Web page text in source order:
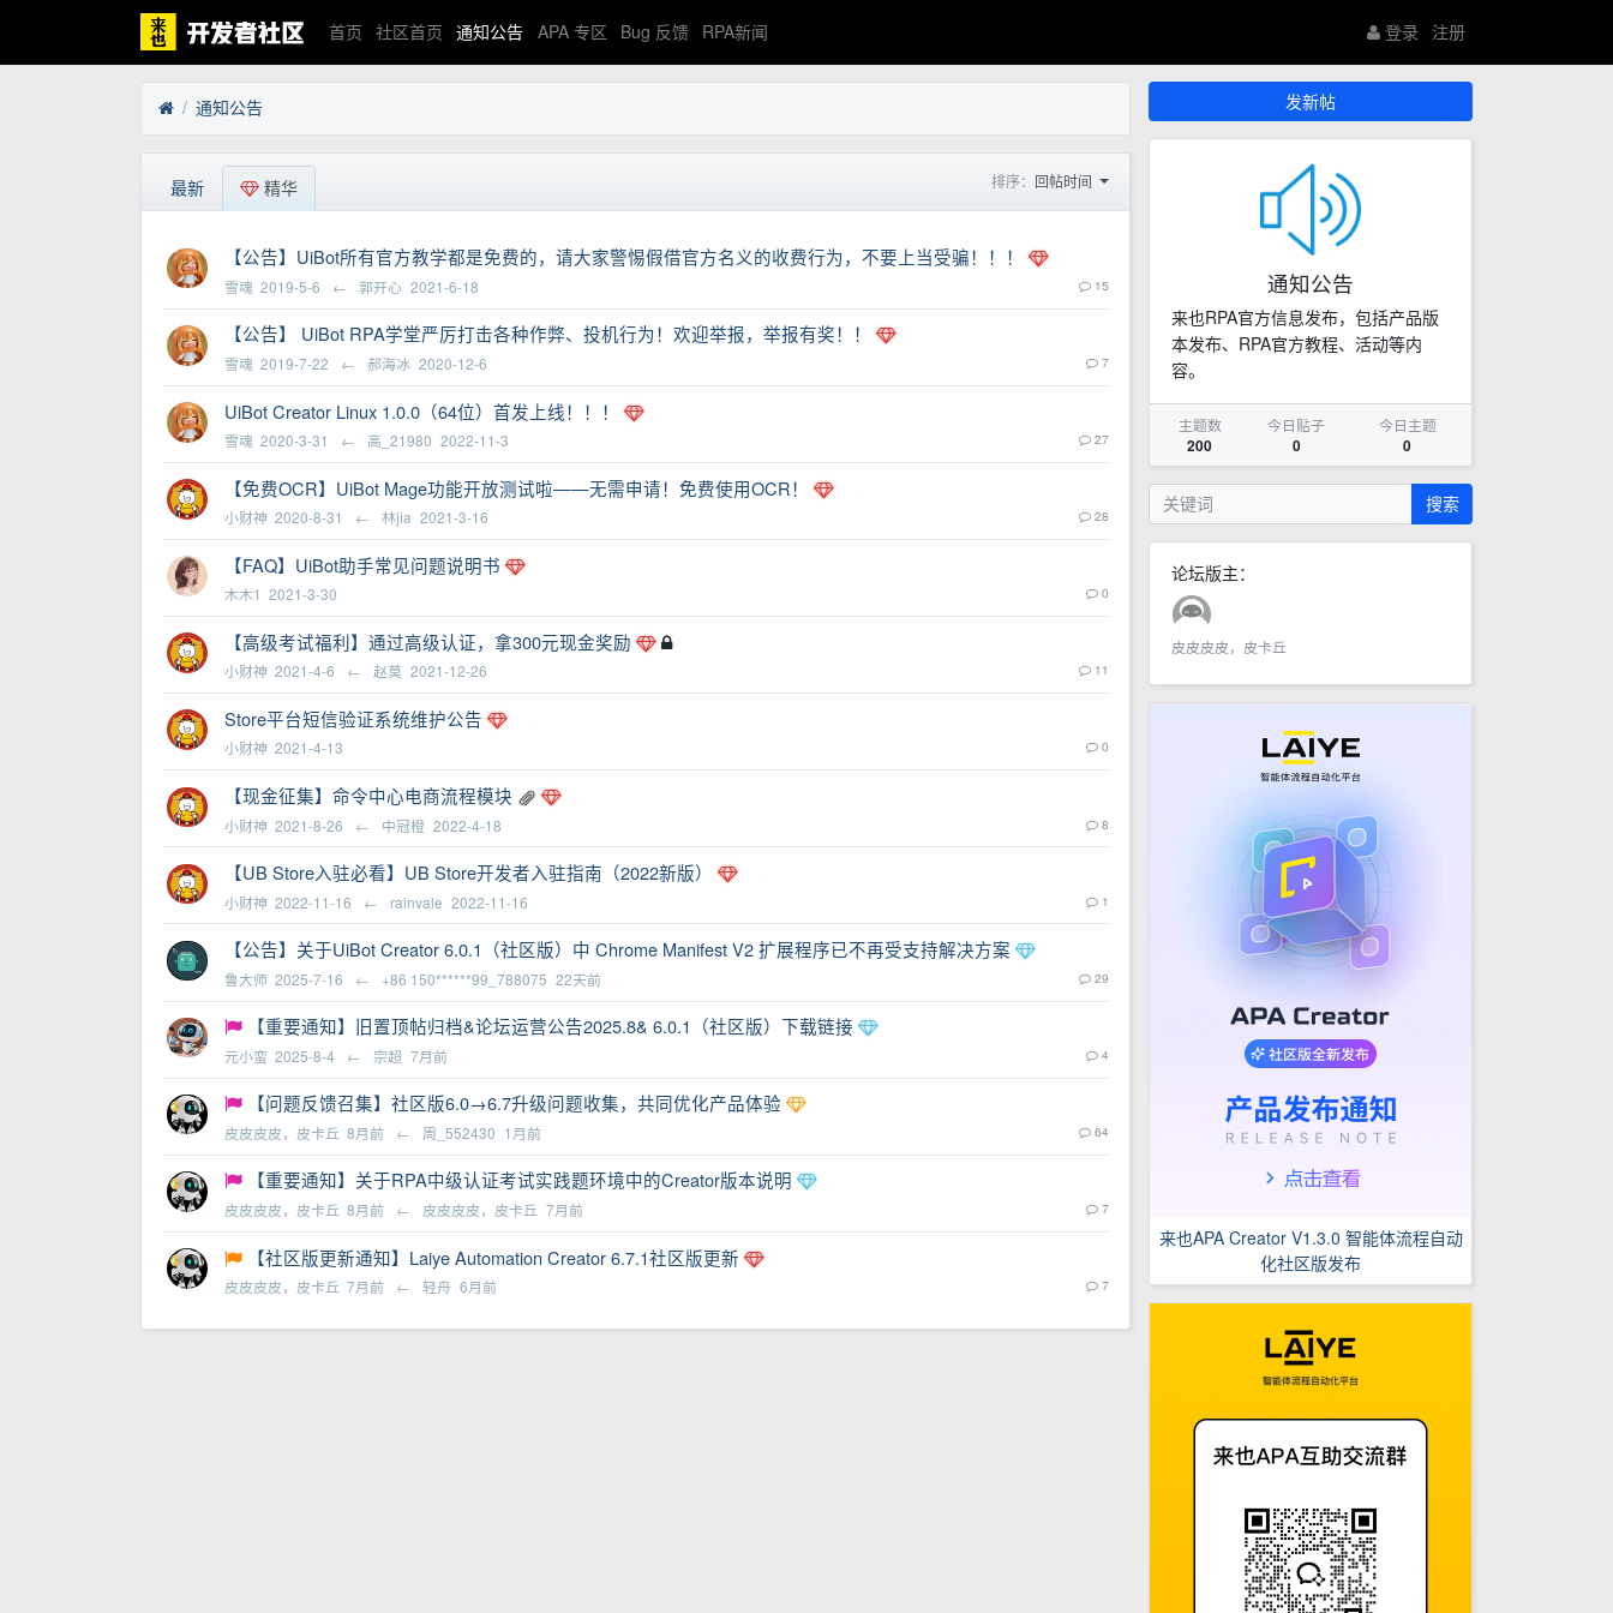
首页 社区首页 通知公告 APA 专区 Bug 反馈 RPA新闻 登录 注册
通知公告
最新 精华 排序： 回帖时间
【公告】UiBot所有官方教学都是免费的，请大家警惕假借官方名义的收费行为，不要上当受骗！！！
雪魂 2019-5-6 ← 郭开心 2021-6-18 15
【公告】 UiBot RPA学堂严厉打击各种作弊、投机行为！欢迎举报，举报有奖！！
雪魂 2019-7-22 ← 郝海冰 2020-12-6 7
UiBot Creator Linux 1.0.0（64位）首发上线！！！
雪魂 2020-3-31 ← 高_21980 2022-11-3 27
【免费OCR】UiBot Mage功能开放测试啦——无需申请！免费使用OCR！
小财神 2020-8-31 ← 林jia 2021-3-16 28
【FAQ】UiBot助手常见问题说明书
木木1 2021-3-30 0
【高级考试福利】通过高级认证，拿300元现金奖励
小财神 2021-4-6 ← 赵莫 2021-12-26 11
Store平台短信验证系统维护公告
小财神 2021-4-13 0
【现金征集】命令中心电商流程模块
小财神 2021-8-26 ← 中冠橙 2022-4-18 8
【UB Store入驻必看】UB Store开发者入驻指南（2022新版）
小财神 2022-11-16 ← rainvale 2022-11-16 1
【公告】关于UiBot Creator 6.0.1（社区版）中 Chrome Manifest V2 扩展程序已不再受支持解决方案
鲁大师 2025-7-16 ← +86 150******99_788075 22天前 29
【重要通知】旧置顶帖归档&论坛运营公告2025.8& 6.0.1（社区版）下载链接
元小蛮 2025-8-4 ← 宗超 7月前 4
【问题反馈召集】社区版6.0→6.7升级问题收集，共同优化产品体验
皮皮皮皮，皮卡丘 8月前 ← 周_552430 1月前 64
【重要通知】关于RPA中级认证考试实践题环境中的Creator版本说明
皮皮皮皮，皮卡丘 8月前 ← 皮皮皮皮，皮卡丘 7月前 7
【社区版更新通知】Laiye Automation Creator 6.7.1社区版更新
皮皮皮皮，皮卡丘 7月前 ← 轻舟 6月前 7
发新帖
通知公告
来也RPA官方信息发布，包括产品版
本发布、RPA官方教程、活动等内
容。
主题数
200
今日贴子
0
今日主题
0
搜索
论坛版主：
皮皮皮皮，皮卡丘
来也APA Creator V1.3.0 智能体流程自动
化社区版发布